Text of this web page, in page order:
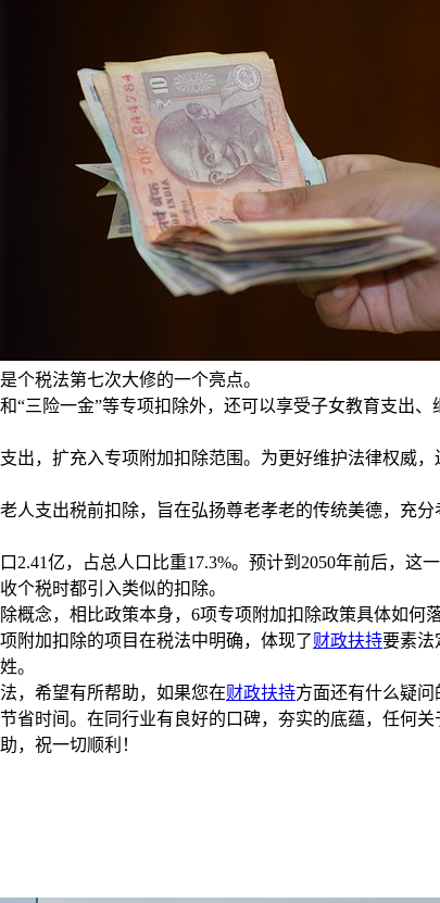
税法第七次大修的一个亮点。
险一金”等专项扣除外，还可以享受子女教育支出、
，扩充入专项附加扣除范围。为更好维护法律权威，
支出税前扣除，旨在弘扬尊老孝老的传统美德，充
亿，占总人口比重17.3%。预计到2050年前后，这一
税时都引入类似的扣除。
念，相比政策本身，6项专项附加扣除政策具体如何落
附加扣除的项目在税法中明确，体现了财政扶持要素法
。
，希望有所帮助，如果您在财政扶持方面还有什么疑
时间。在同行业有良好的口碑，夯实的底蕴，任何关
，祝一切顺利！